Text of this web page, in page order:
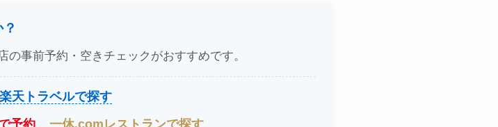
事前予約・空きチェックがおすすめです。
楽天トラベルで探す
予約 一休.comレストランで探す